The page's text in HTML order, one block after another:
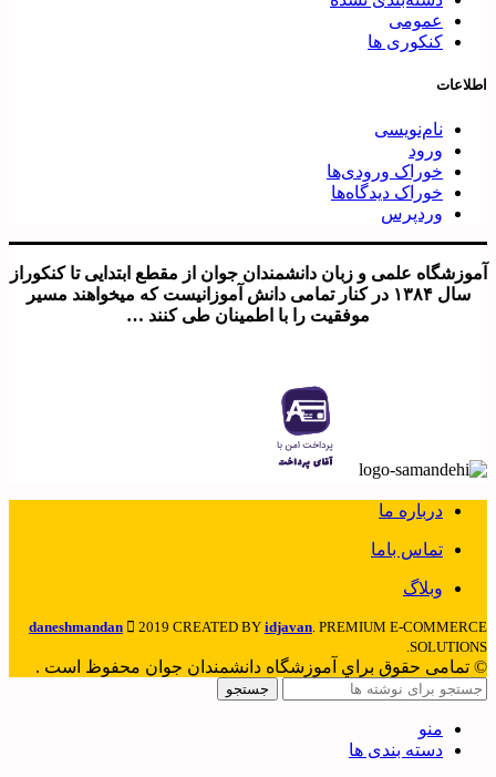
عمومی
کنکوری ها
اطلاعات
نام‌نویسی
ورود
خوراک ورودی‌ها
خوراک دیدگاه‌ها
وردپرس
آموزشگاه علمی و زبان دانشمندان جوان از مقطع ابتدایی تا کنکوراز
سال ۱۳۸۴ در کنار تمامی دانش آموزانیست که میخواهند مسیر
موفقیت را با اطمینان طی کنند …
درباره ما
تماس باما
وبلاگ
daneshmandan 2019 CREATED BY idjavan . PREMIUM E-COMMERCE
SOLUTIONS.
© تمامی حقوق براي آموزشگاه دانشمندان جوان محفوظ است .
جستجو
منو
دسته بندی ها